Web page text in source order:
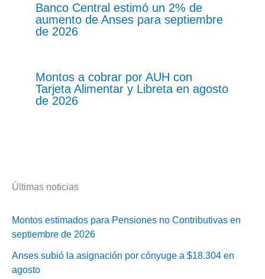
Banco Central estimó un 2% de
aumento de Anses para septiembre
de 2026
Montos a cobrar por AUH con
Tarjeta Alimentar y Libreta en agosto
de 2026
Últimas noticias
Montos estimados para Pensiones no Contributivas en
septiembre de 2026
Anses subió la asignación por cónyuge a $18.304 en
agosto